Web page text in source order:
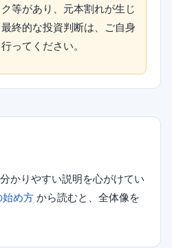
等があり、元本割れが生じ
終的な投資判断は、ご自身
ってください。
かりやすい説明を心がけてい
始め方 から読むと、全体像を